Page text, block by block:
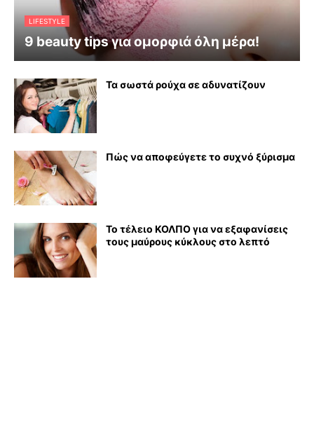
LIFESTYLE
9 beauty tips για ομορφιά όλη μέρα!
Τα σωστά ρούχα σε αδυνατίζουν
Πώς να αποφεύγετε το συχνό ξύρισμα
Το τέλειο ΚΟΛΠΟ για να εξαφανίσεις
τους μαύρους κύκλους στο λεπτό